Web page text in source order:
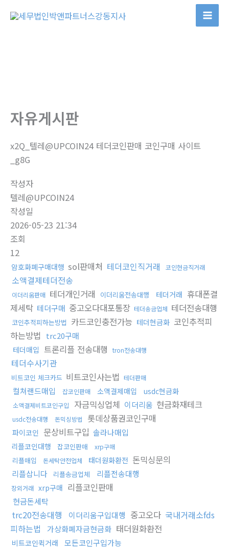
자유게시판
x2Q_텔레@UPCOIN24 테더코인판매 코인구매 사이트
_g8G
작성자
텔레@UPCOIN24
작성일
2026-05-23 21:34
조회
12
암호화폐구매대행 sol판매처 테더코인직거래 코인현금직거래
소액결제테더전송
이더리움판매 테더개인거래 이더리움전송대행 테더거래 휴대폰결
제세탁 테더구매 중고오다대포통장 테더송금업체 테더전송대행
코인추적피하는방법 카드코인충전가능 테더현금화 코인추적피
하는방법
trc20구매
테더매입 트론리플 전송대행 tron전송대행
테더수사기관
비트코인 체크카드 비트코인사는법 테더판매
컬쳐랜드매입 잡코인판매 소액결제매입 usdc현금화
소액결제비트코인구입 자금믹싱업체 이더리움 현금화재테크
usdc전송대행 돈믹싱방법 롯데상품권코인구매
파이코인 문상비트구입 솔라나매입
리플코인대행 잡코인판매 xrp구매
리플매입 돈세탁안전업체 태더원화환전 돈믹싱문의
리플삽니다 리플송금업체 리플전송대행
장외거래 xrp구매 리플코인판매
현금돈세탁
trc20전송대행 이더리움구입대행 중고오다 국내거래소fds
피하는법
가상화폐자금현금화 태더원화환전
비트코인퀵거래 모든코인구입가능